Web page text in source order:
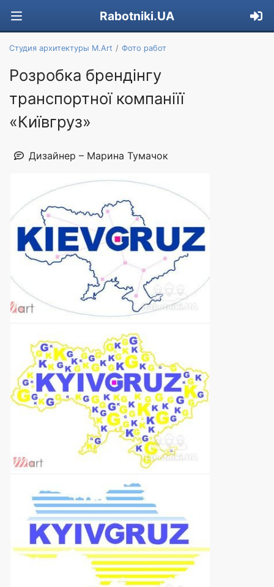
Rabotniki.UA
Студия архитектуры M.Art Фото работ
Розробка брендінгу
транспортної компаніїї
«Київгруз»
Дизайнер – Марина Тумачок